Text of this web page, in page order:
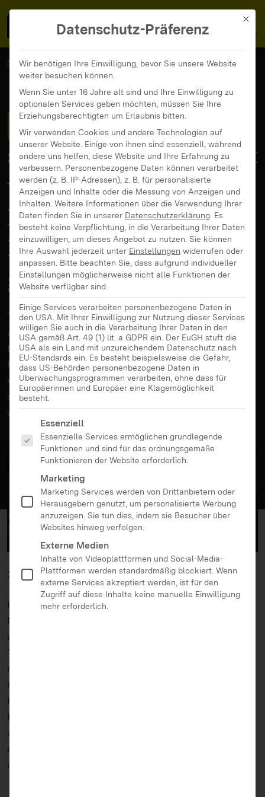
MENÜ
MedienFokus BW ...
News und Beiträge
Cyber-Grooming – Wie können Heranwachsende geschützt werden?
Cyber-Groominghat
sich in fünf Jahren fast
verdoppelt – Wie
können
Heranwachsende
geschützt werden?
TikTok, Instagram, Fortnite: Berichte über sexuelle
Anbahnungen in Onlinespielen und sozialen
Netzwerken werden immer häufiger. In den letzten
fünf Jahren haben sich die Zahlen sogar
verdoppelt. Doch wie können Heranwachsende vor
sexuellen Belästigungen im Internet geschützt
werden?
21.04.2021
Früher hat man Heranwachsende vor fremden
Männern gewarnt, die Kinder auf dem Schulweg
eine Tafel Schokolade anbieten. Weder das
Täterprofil noch der Tatort entsprechen heutzutage
noch der Wirklichkeit – soziale Netzwerke und
Onlinespiele sind die neuen Schulwege. Die
Polizeistatistiken sprechen eine klare Sprache: Seit
fünf Jahren haben sich die Zahlen von Internet-
Anbahnungen verdoppelt. Wir wollen Eltern
erklären, wie und wo Cyber-Grooming stattfindet
und wie sie ihre Kinder davor schützen können.
Mit
Datenschutz-Präferenz
Wir benötigen Ihre Einwilligung, bevor Sie unsere Website
weiter besuchen können.
Wenn Sie unter 16 Jahre alt sind und Ihre Einwilligung zu
optionalen Services geben möchten, müssen Sie Ihre
Erziehungsberechtigten um Erlaubnis bitten.
Wir verwenden Cookies und andere Technologien auf
unserer Website. Einige von ihnen sind essenziell, während
andere uns helfen, diese Website und Ihre Erfahrung zu
verbessern. Personenbezogene Daten können verarbeitet
werden (z. B. IP-Adressen), z. B. für personalisierte
Anzeigen und Inhalte oder die Messung von Anzeigen und
Inhalten. Weitere Informationen über die Verwendung Ihrer
Daten finden Sie in unserer Datenschutzerklärung Es
besteht keine Verpflichtung, in die Verarbeitung Ihrer Daten
einzuwilligen, um dieses Angebot zu nutzen. Sie können
Ihre Auswahl jederzeit unter Einstellungen widerrufen oder
anpassen. Bitte beachten Sie, dass aufgrund individueller
Einstellungen möglicherweise nicht alle Funktionen der
Website verfügbar sind.
Einige Services verarbeiten personenbezogene Daten in
den USA. Mit Ihrer Einwilligung zur Nutzung dieser Services
willigen Sie auch in die Verarbeitung Ihrer Daten in den
USA gemäß Art. 49 (1) lit. a GDPR ein. Der EuGH stuft die
USA als ein Land mit unzureichendem Datenschutz nach
EU-Standards ein. Es besteht beispielsweise die Gefahr,
dass US-Behörden personenbezogene Daten in
Überwachungsprogrammen verarbeiten, ohne dass für
Europäerinnen und Europäer eine Klagemöglichkeit
besteht.
Es folgt eine Liste der Service-Gruppen, für die eine
Essenziell
Essenzielle Services ermöglichen grundlegende
Funktionen und sind für das ordnungsgemäße
Funktionieren der Website erforderlich.
Marketing
Marketing Services werden von Drittanbietern oder
Herausgebern genutzt, um personalisierte Werbung
anzuzeigen. Sie tun dies, indem sie Besucher über
Websites hinweg verfolgen.
Externe Medien
Inhalte von Videoplattformen und Social-Media-
Plattformen werden standardmäßig blockiert. Wenn
externe Services akzeptiert werden, ist für den
Zugriff auf diese Inhalte keine manuelle Einwilligung
mehr erforderlich.